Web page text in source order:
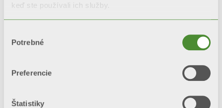
keď ste používali ich služby.
súhlasu
Potrebné
Preferencie
Štatistikywell-being of employees and their families